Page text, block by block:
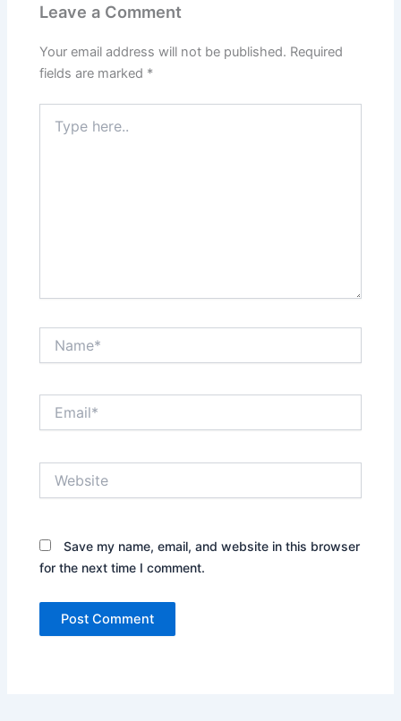
Leave a Comment
Your email address will not be published. Required
fields are marked *
here..
Save my name, email, and website in this browser
for the next time I comment.